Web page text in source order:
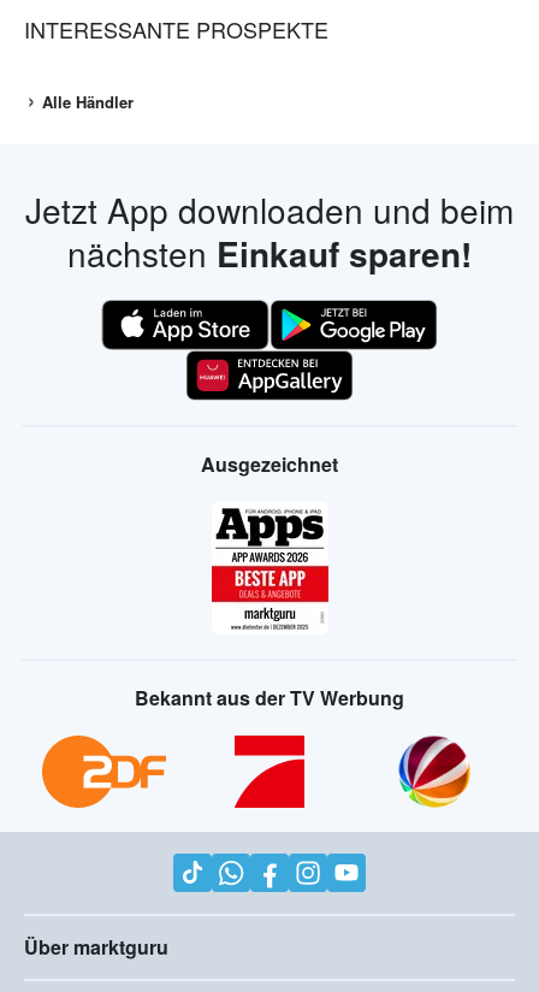
INTERESSANTE PROSPEKTE
Alle Händler
Jetzt App downloaden und beim
nächsten Einkauf sparen!
Ausgezeichnet
Bekannt aus der TV Werbung
Über marktguru